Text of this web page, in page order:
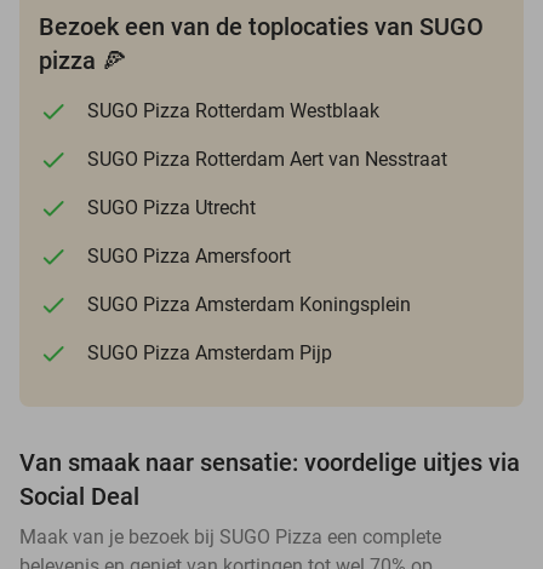
Bezoek een van de toplocaties van SUGO
pizza 🍕
SUGO Pizza Rotterdam Westblaak
SUGO Pizza Rotterdam Aert van Nesstraat
SUGO Pizza Utrecht
SUGO Pizza Amersfoort
SUGO Pizza Amsterdam Koningsplein
SUGO Pizza Amsterdam Pijp
Van smaak naar sensatie: voordelige uitjes via
Social Deal
Maak van je bezoek bij SUGO Pizza een complete